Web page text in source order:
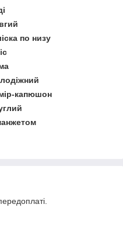
по низу
капюшон